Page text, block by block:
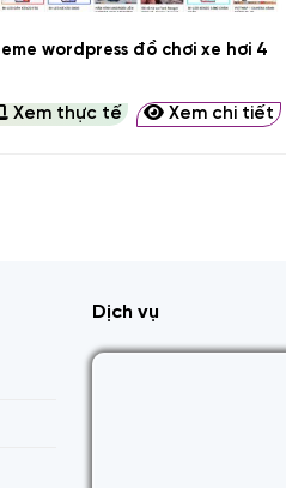
wordpress đồ chơi xe hơi 4
Xem thực tế Xem chi tiết
Dịch vụ